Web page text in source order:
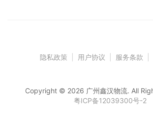
隐私政策 用户协议 服务条款
Copyright © 2026 广州鑫汉物流. All
粤ICP备12039300号-2